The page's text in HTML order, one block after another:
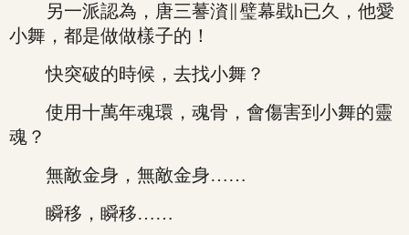
另一派認為，唐三謩澬∥璧幕戥h已久，他愛
小舞，都是做做樣子的！
快突破的時候，去找小舞？
使用十萬年魂環，魂骨，會傷害到小舞的靈
魂？
無敵金身，無敵金身……
瞬移，瞬移……